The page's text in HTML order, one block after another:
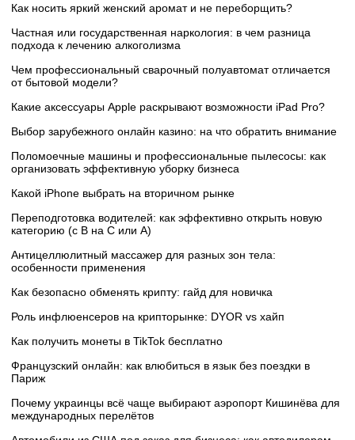
Как носить яркий женский аромат и не переборщить?
Частная или государственная наркология: в чем разница
подхода к лечению алкоголизма
Чем профессиональный сварочный полуавтомат отличается
от бытовой модели?
Какие аксессуары Apple раскрывают возможности iPad Pro?
Выбор зарубежного онлайн казино: на что обратить внимание
Поломоечные машины и профессиональные пылесосы: как
организовать эффективную уборку бизнеса
Какой iPhone выбрать на вторичном рынке
Переподготовка водителей: как эффективно открыть новую
категорию (с B на C или А)
Антицеллюлитный массажер для разных зон тела:
особенности применения
Как безопасно обменять крипту: гайд для новичка
Роль инфлюенсеров на крипторынке: DYOR vs хайп
Как получить монеты в TikTok бесплатно
Французский онлайн: как влюбиться в язык без поездки в
Париж
Почему украинцы всё чаще выбирают аэропорт Кишинёва для
международных перелётов